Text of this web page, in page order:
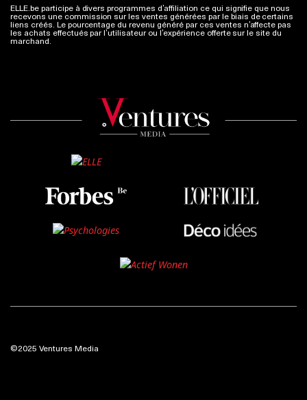
ELLE.be participe à divers programmes d’affiliation ce qui signifie que nous
recevons une commission sur les ventes générées par le biais de certains
liens créés. Le pourcentage du revenu généré par ces ventes n’affecte pas
les achats effectués par l’utilisateur ou l’expérience offerte sur le site du
marchand. Plus d'infos
©2025 Ventures Media